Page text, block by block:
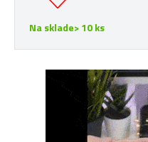
Na sklade> 10 ks